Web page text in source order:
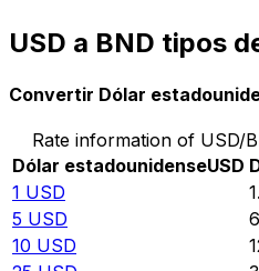
USD a BND tipos
Convertir Dólar
Rate information of USD/
Dólar estadounidenseUSD
1 USD
5 USD
10 USD